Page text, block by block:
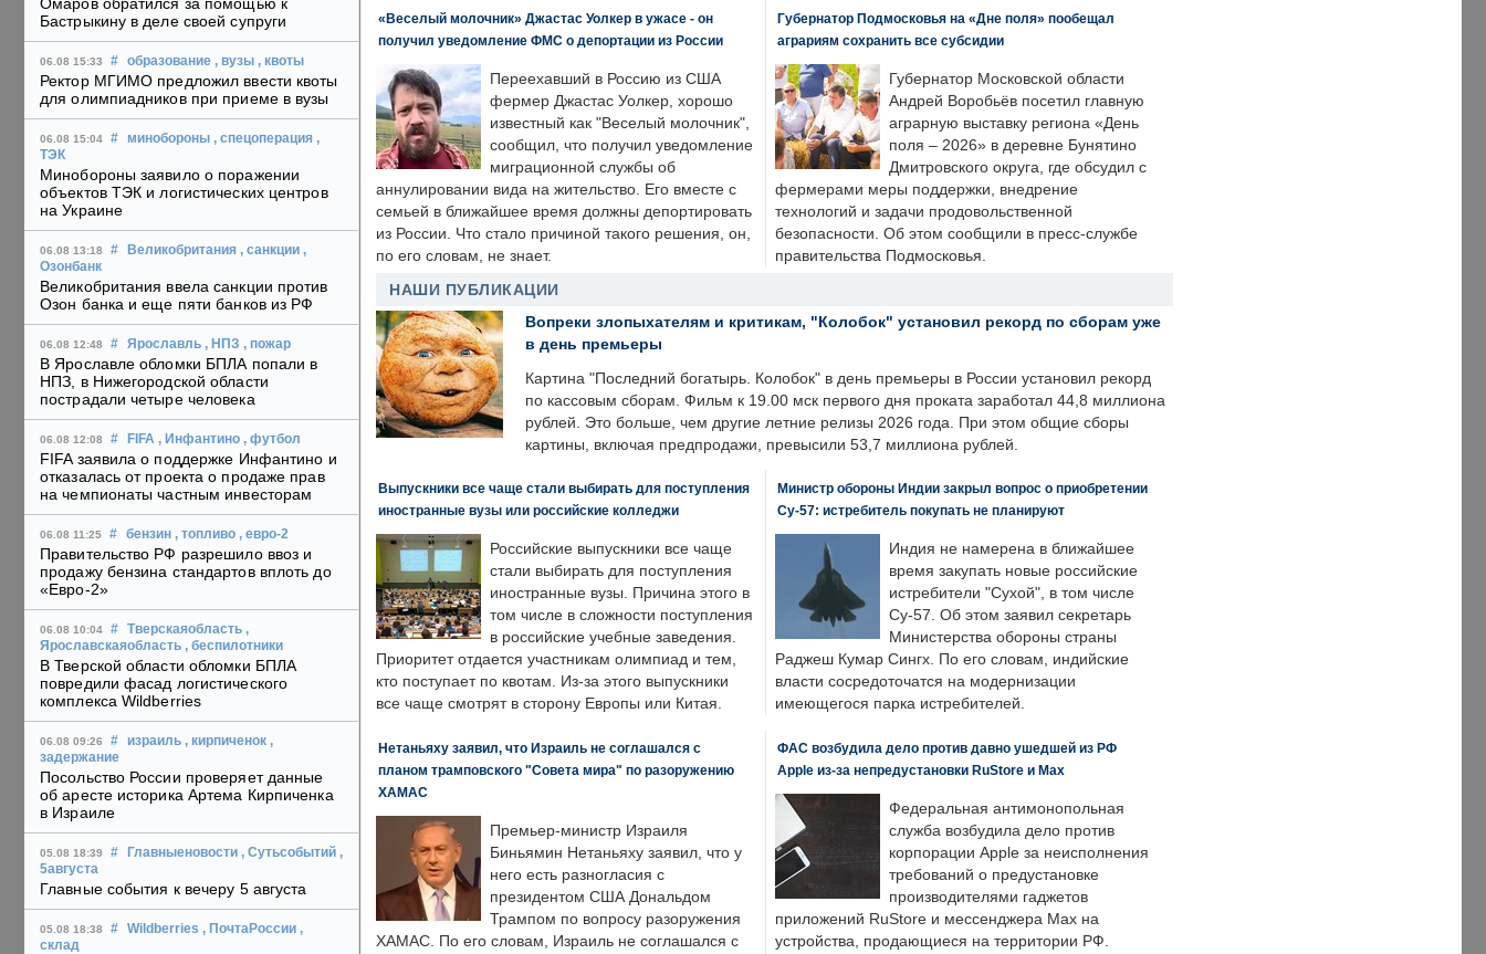
Омаров обратился за помощью к
Бастрыкину в деле своей супруги
06.08 15:33 # образование , вузы , квоты
Ректор МГИМО предложил ввести квоты
для олимпиадников при приеме в вузы
06.08 15:04 # минобороны , спецоперация ,
ТЭК
Минобороны заявило о поражении
объектов ТЭК и логистических центров
на Украине
06.08 13:18 # Великобритания , санкции ,
Озонбанк
Великобритания ввела санкции против
Озон банка и еще пяти банков из РФ
06.08 12:48 # Ярославль , НПЗ , пожар
В Ярославле обломки БПЛА попали в
НПЗ, в Нижегородской области
пострадали четыре человека
06.08 12:08 # FIFA , Инфантино , футбол
FIFA заявила о поддержке Инфантино и
отказалась от проекта о продаже прав
на чемпионаты частным инвесторам
06.08 11:25 # бензин , топливо , евро-2
Правительство РФ разрешило ввоз и
продажу бензина стандартов вплоть до
«Евро-2»
06.08 10:04 # Тверскаяобласть ,
Ярославскаяобласть , беспилотники
В Тверской области обломки БПЛА
повредили фасад логистического
комплекса Wildberries
06.08 09:26 # израиль , кирпиченок ,
задержание
Посольство России проверяет данные
об аресте историка Артема Кирпиченка
в Израиле
05.08 18:39 # Главныеновости , Сутьсобытий ,
5августа
Главные события к вечеру 5 августа
05.08 18:38 # Wildberries , ПочтаРоссии ,
склад
«Веселый молочник» Джастас Уолкер в ужасе - он
получил уведомление ФМС о депортации из России
Переехавший в Россию из США
фермер Джастас Уолкер, хорошо
известный как "Веселый молочник",
сообщил, что получил уведомление
миграционной службы об
аннулировании вида на жительство. Его вместе с
семьей в ближайшее время должны депортировать
из России. Что стало причиной такого решения, он,
по его словам, не знает.
Губернатор Подмосковья на «Дне поля» пообещал
аграриям сохранить все субсидии
Губернатор Московской области
Андрей Воробьёв посетил главную
аграрную выставку региона «День
поля – 2026» в деревне Бунятино
Дмитровского округа, где обсудил с
фермерами меры поддержки, внедрение
технологий и задачи продовольственной
безопасности. Об этом сообщили в пресс-службе
правительства Подмосковья.
НАШИ ПУБЛИКАЦИИ
Вопреки злопыхателям и критикам, "Колобок" установил рекорд по сборам уже
в день премьеры
Картина "Последний богатырь. Колобок" в день премьеры в России установил рекорд
по кассовым сборам. Фильм к 19.00 мск первого дня проката заработал 44,8 миллиона
рублей. Это больше, чем другие летние релизы 2026 года. При этом общие сборы
картины, включая предпродажи, превысили 53,7 миллиона рублей.
Выпускники все чаще стали выбирать для поступления
иностранные вузы или российские колледжи
Российские выпускники все чаще
стали выбирать для поступления
иностранные вузы. Причина этого в
том числе в сложности поступления
в российские учебные заведения.
Приоритет отдается участникам олимпиад и тем,
кто поступает по квотам. Из-за этого выпускники
все чаще смотрят в сторону Европы или Китая.
Министр обороны Индии закрыл вопрос о приобретении
Су-57: истребитель покупать не планируют
Индия не намерена в ближайшее
время закупать новые российские
истребители "Сухой", в том числе
Су-57. Об этом заявил секретарь
Министерства обороны страны
Раджеш Кумар Сингх. По его словам, индийские
власти сосредоточатся на модернизации
имеющегося парка истребителей.
Нетаньяху заявил, что Израиль не соглашался с
планом трамповского "Совета мира" по разоружению
ХАМАС
Премьер-министр Израиля
Биньямин Нетаньяху заявил, что у
него есть разногласия с
президентом США Дональдом
Трампом по вопросу разоружения
ХАМАС. По его словам, Израиль не соглашался с
ФАС возбудила дело против давно ушедшей из РФ
Apple из-за непредустановки RuStore и Max
Федеральная антимонопольная
служба возбудила дело против
корпорации Apple за неисполнения
требований о предустановке
производителями гаджетов
приложений RuStore и мессенджера Max на
устройства, продающиеся на территории РФ.